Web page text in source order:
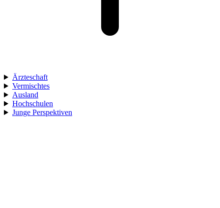
Ärzteschaft
Vermischtes
Ausland
Hochschulen
Junge Perspektiven